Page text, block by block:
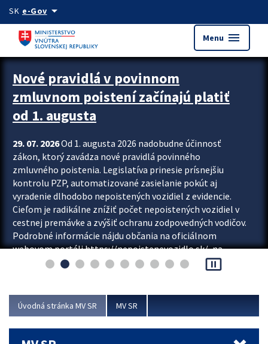
Preskocit na hlavný obsah
SK e-Govarrow_drop_down
Menu menu
Zastavit automatický posun upútavok
Nové pravidlá v povinnom
zmluvnom poistení začínajú platiť
od 1. augusta
29. 07. 2026Od 1. augusta 2026 nadobudne účinnosť
zákon, ktorý zavádza nové pravidlá povinného
zmluvného poistenia. Legislatíva prinesie prísnejšiu
kontrolu PZP, automatizované zasielanie pokút aj
vyradenie dlhodobo nepoistených vozidiel z evidencie.
Cieľom je radikálne znížiť počet nepoistených vozidiel v
cestnej premávke a zvýšiť ochranu zodpovedných vodičov.
Podrobné informácie nájdu občania na oficiálnom
webovom portáli https://nepoistenevozidlo.sk/, na
ktorom od augusta pribudne aj možnosť overiť si...
pause_presentation
Úvodná stránka MV SR MV SR